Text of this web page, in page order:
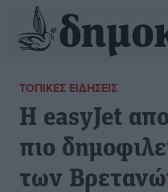
ΤΟΠΙΚΈΣ ΕΙΔΉΣΕΙΣ
Η easyJet
πιο
των